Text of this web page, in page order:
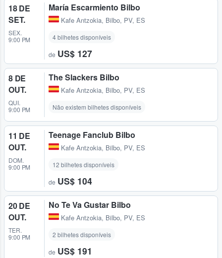
18 DE
SET.
SEX.
9:00 PM
María Escarmiento Bilbo
Kafe Antzokia, Bilbo, PV, ES
4 bilhetes disponíveis
de US$ 127
8 DE
OUT.
QUI.
9:00 PM
The Slackers Bilbo
Kafe Antzokia, Bilbo, PV, ES
Não existem bilhetes disponíveis
11 DE
OUT.
DOM.
9:00 PM
Teenage Fanclub Bilbo
Kafe Antzokia, Bilbo, PV, ES
12 bilhetes disponíveis
de US$ 104
20 DE
OUT.
TER.
9:00 PM
No Te Va Gustar Bilbo
Kafe Antzokia, Bilbo, PV, ES
2 bilhetes disponíveis
de US$ 191